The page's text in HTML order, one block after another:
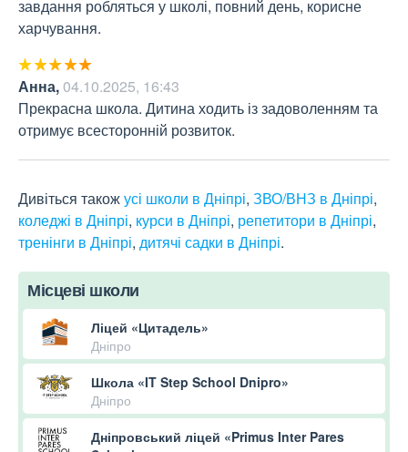
завдання робляться у школі, повний день, корисне
харчування.
Анна,04.10.2025, 16:43
Прекрасна школа. Дитина ходить із задоволенням та
отримує всесторонній розвиток.
Дивіться такожусі школи в Дніпрі, ЗВО/ВНЗ в Дніпрі,
коледжі в Дніпрі, курси в Дніпрі, репетитори в Дніпрі,
тренінги в Дніпрі, дитячі садки в Дніпрі.
Місцеві школи
Ліцей «Цитадель»
Дніпро
Школа «IT Step School Dnipro»
Дніпро
Дніпровський ліцей «Primus Inter Pares